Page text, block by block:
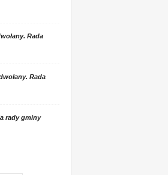
Rada
Rada
rady gminy